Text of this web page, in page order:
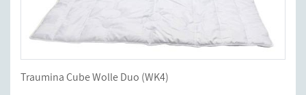
Traumina Cube Wolle Duo (WK4)